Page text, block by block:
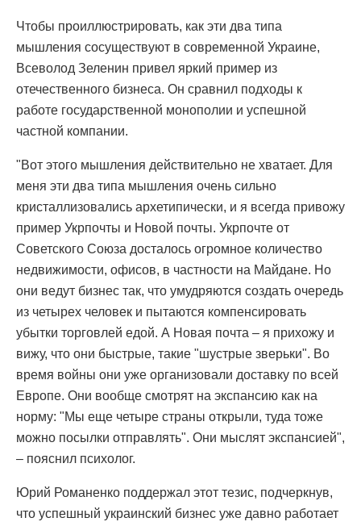
Чтобы проиллюстрировать, как эти два типа
мышления сосуществуют в современной Украине,
Всеволод Зеленин привел яркий пример из
отечественного бизнеса. Он сравнил подходы к
работе государственной монополии и успешной
частной компании.
"Вот этого мышления действительно не хватает. Для
меня эти два типа мышления очень сильно
кристаллизовались архетипически, и я всегда привожу
пример Укрпочты и Новой почты. Укрпочте от
Советского Союза досталось огромное количество
недвижимости, офисов, в частности на Майдане. Но
они ведут бизнес так, что умудряются создать очередь
из четырех человек и пытаются компенсировать
убытки торговлей едой. А Новая почта – я прихожу и
вижу, что они быстрые, такие "шустрые зверьки". Во
время войны они уже организовали доставку по всей
Европе. Они вообще смотрят на экспансию как на
норму: "Мы еще четыре страны открыли, туда тоже
можно посылки отправлять". Они мыслят экспансией",
– пояснил психолог.
Юрий Романенко поддержал этот тезис, подчеркнув,
что успешный украинский бизнес уже давно работает